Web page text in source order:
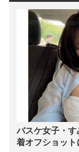
バスケ女子・
着オフショッ